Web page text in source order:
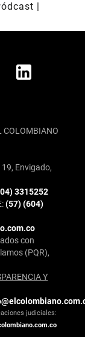
COLOMBIANO
Envigado,
3315252
(57) (604)
con
(PQR),
Y
judiciales: